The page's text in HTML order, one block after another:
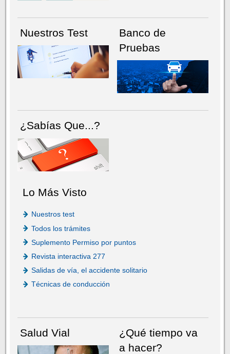
Nuestros Test
Banco de
Pruebas
¿Sabías Que...?
Lo Más Visto
Nuestros test
Todos los trámites
Suplemento Permiso por puntos
Revista interactiva 277
Salidas de vía, el accidente solitario
Técnicas de conducción
Salud Vial
¿Qué tiempo va
a hacer?